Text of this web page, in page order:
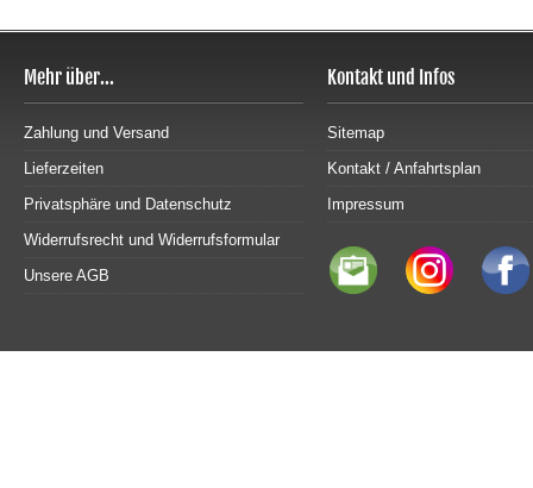
Mehr über...
Zahlung und Versand
Lieferzeiten
Privatsphäre und Datenschutz
Widerrufsrecht und Widerrufsformular
Unsere AGB
Kontakt und Infos
Sitemap
Kontakt / Anfahrtsplan
Impressum